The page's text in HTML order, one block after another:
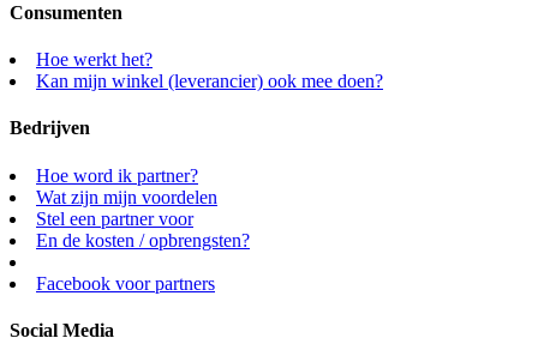
Consumenten
Hoe werkt het?
Kan mijn winkel (leverancier) ook mee doen?
Bedrijven
Hoe word ik partner?
Wat zijn mijn voordelen
Stel een partner voor
En de kosten / opbrengsten?
Facebook voor partners
Social Media